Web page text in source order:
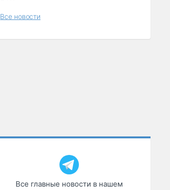
Все новости
Все главные новости в нашем